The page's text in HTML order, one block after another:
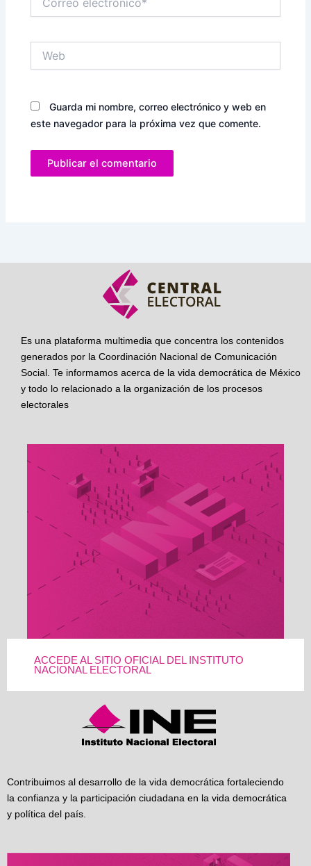
electrónico*
Guarda mi nombre, correo electrónico y web en
este navegador para la próxima vez que comente.
Es una plataforma multimedia que concentra los contenidos
generados por la Coordinación Nacional de Comunicación
Social. Te informamos acerca de la vida democrática de México
y todo lo relacionado a la organización de los procesos
electorales
ACCEDE AL SITIO OFICIAL DEL INSTITUTO
NACIONAL ELECTORAL
Contribuimos al desarrollo de la vida democrática fortaleciendo
la confianza y la participación ciudadana en la vida democrática
y política del país.